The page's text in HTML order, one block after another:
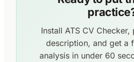
Install ATS CV Checker,
description, and get a
analysis in under 60